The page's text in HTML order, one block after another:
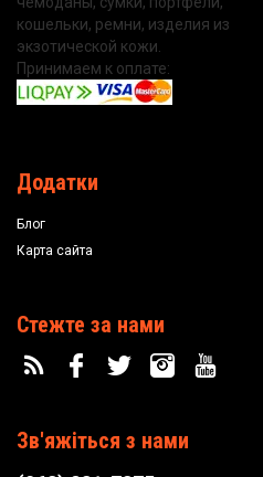
кошельки, ремни, изделия из
экзотической кожи.
Принимаем к оплате:
Додатки
Блог
Карта сайта
Стежте за нами
Зв'яжіться з нами